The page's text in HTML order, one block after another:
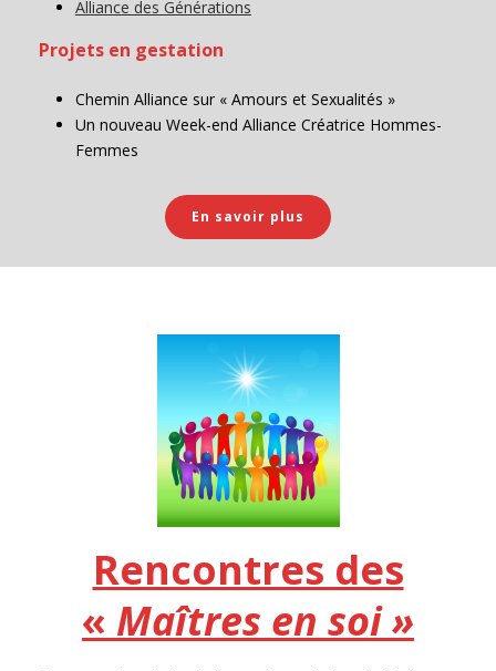
Alliance des Générations
Projets en gestation
Chemin Alliance sur « Amours et Sexualités »
Un nouveau Week-end Alliance Créatrice Hommes-
Femmes
En savoir plus
Rencontres des
« Maîtres en soi »